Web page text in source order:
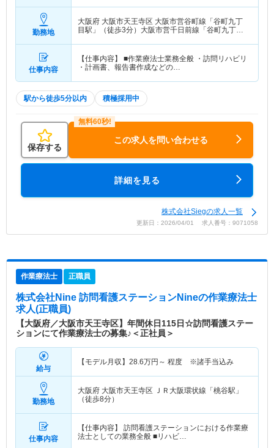
勤務地
大阪府 大阪市天王寺区 大阪市営谷町線「谷町九丁
目駅」（徒歩3分）大阪市営千日前線「谷町九丁目
仕事内容
【仕事内容】 ■作業療法士業務全般 ・訪問リハビリ
・計画書、報告書作成などの…
駅から徒歩5分以内 積極採用中
保存する
この求人を問い合わせる
詳細を見る
株式会社Siegの求人一覧
更新日：2026/04/01 求人番号：9071058
作業療法士 正職員
株式会社Nine 訪問看護ステーションNineの作業療法士
求人(正職員)
【大阪府／大阪市天王寺区】年間休日115日☆訪問看護ステー
ションにて作業療法士の募集♪＜正社員＞
給与
【モデル月収】 28.6万円～ 程度 ※諸手当込み
勤務地
大阪府 大阪市天王寺区 ＪＲ大阪環状線「桃谷駅」
（徒歩8分）
仕事内容
【仕事内容】 訪問看護ステーションにおける作業療
法士としての業務全般 ■リハビ…